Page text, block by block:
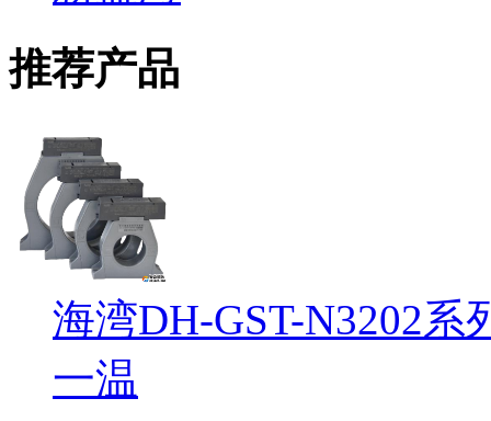
推荐产品
海湾DH-GST-N3202
一温